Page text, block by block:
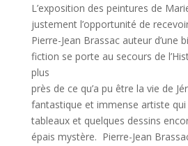
L’exposition des peintures de
justement l’opportunité de
Pierre-Jean Brassac auteur d’une
fiction se porte au secours de
plus
près de ce qu’a pu être la vie de
fantastique et immense artiste
tableaux et quelques dessins
épais mystère. Pierre-Jean